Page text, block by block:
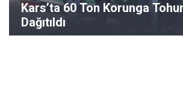
Kars’ta 60 Ton Korunga
Dağıtıldı